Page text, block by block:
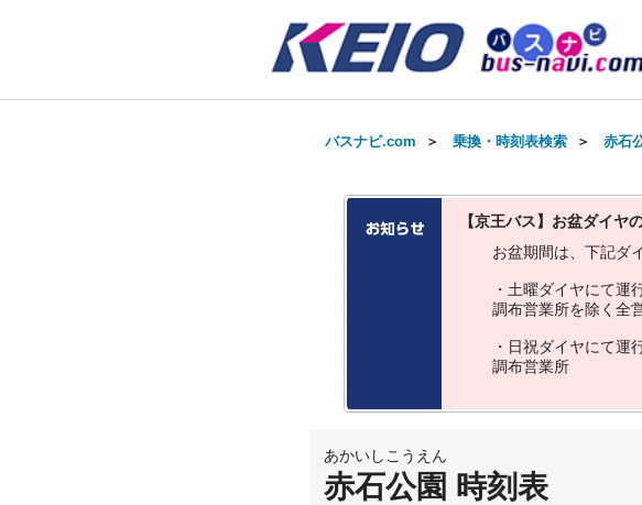
バスナビ.com ＞ 乗換・時刻表検索 ＞ 赤石
【京王バス】お盆ダイヤ
お盆期間は 下記ダ
・ 土曜ダイヤにて運
調布営業所を除 く 全
・ 日祝ダイヤにて運
調布営業所
あかいしこうえん
赤石公園 時刻表